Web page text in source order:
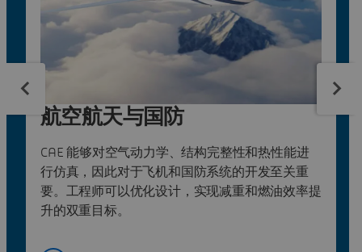
航空航天与国防
CAE 能够对空气动力学、结构完整性和热性能进
行仿真，因此对于飞机和国防系统的开发至关重
要。工程师可以优化设计，实现减重和燃油效率提
升的双重目标。